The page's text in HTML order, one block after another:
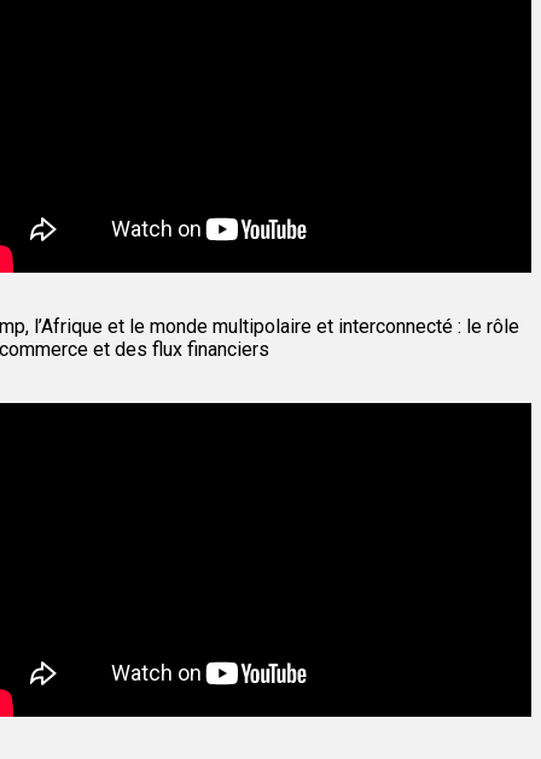
l’Afrique et le monde multipolaire et interconnecté : le rôle
et des flux financiers